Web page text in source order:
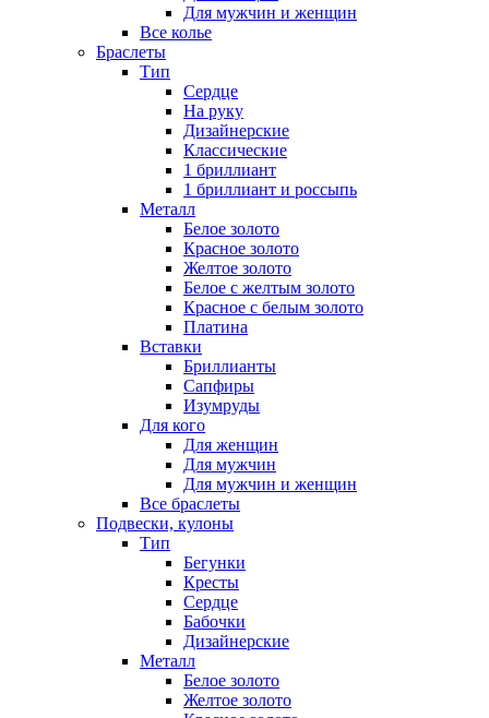
Для мужчин и женщин
Все колье
Браслеты
Тип
Сердце
На руку
Дизайнерские
Классические
1 бриллиант
1 бриллиант и россыпь
Металл
Белое золото
Красное золото
Желтое золото
Белое с желтым золото
Красное с белым золото
Платина
Вставки
Бриллианты
Сапфиры
Изумруды
Для кого
Для женщин
Для мужчин
Для мужчин и женщин
Все браслеты
Подвески, кулоны
Тип
Бегунки
Кресты
Сердце
Бабочки
Дизайнерские
Металл
Белое золото
Желтое золото